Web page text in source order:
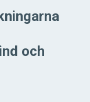
och